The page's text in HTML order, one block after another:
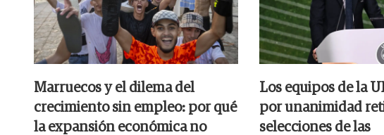
Marruecos y el dilema del
crecimiento sin empleo: por qué
la expansión económica no
Los equipos de la
por unanimidad
selecciones de las